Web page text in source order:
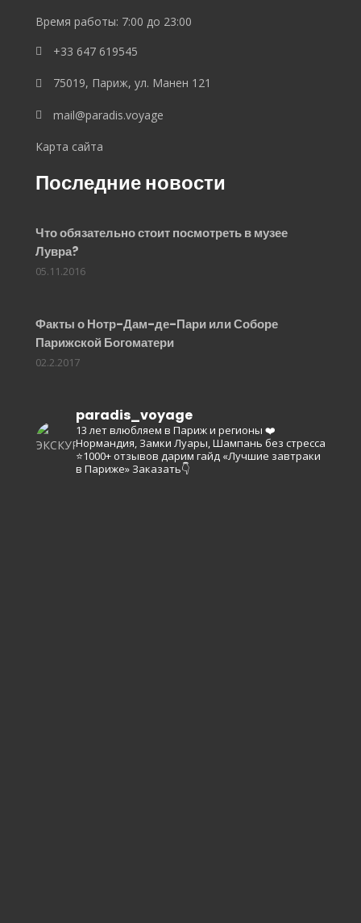
Время работы: 7:00 до 23:00
+33 647 619545
75019, Париж, ул. Манен 121
mail@paradis.voyage
Карта сайта
Последние новости
Что обязательно стоит посмотреть в музее
Лувра?
05.11.2016
Факты о Нотр-Дам-де-Пари или Соборе
Парижской Богоматери
02.2.2017
paradis_voyage
13 лет влюбляем в Париж и регионы ❤️
Нормандия, Замки Луары, Шампань без стресса
⭐️1000+ отзывов дарим гайд «Лучшие завтраки
в Париже» Заказать👇